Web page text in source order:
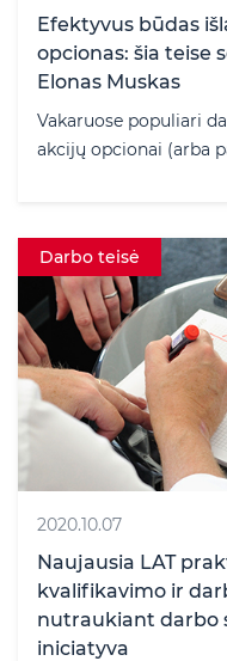
Efektyvus būdas
opcionas: šia teise
Elonas Muskas
Vakaruose populiari
akcijų opcionai (arba
Darbo teisė
2020.10.07
Naujausia LAT
kvalifikavimo ir
nutraukiant darbo
iniciatyva